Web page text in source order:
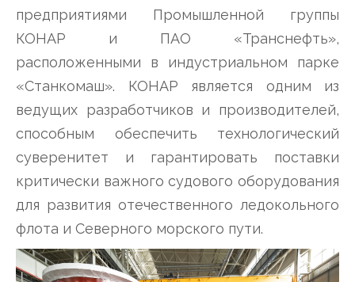
предприятиями Промышленной группы
КОНАР и ПАО «Транснефть»,
расположенными в индустриальном парке
«Станкомаш». КОНАР является одним из
ведущих разработчиков и производителей,
способным обеспечить технологический
суверенитет и гарантировать поставки
критически важного судового оборудования
для развития отечественного ледокольного
флота и Северного морского пути.